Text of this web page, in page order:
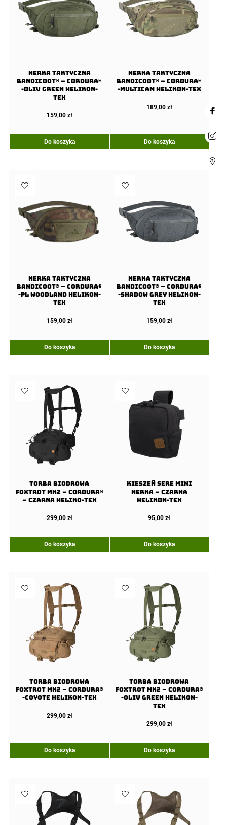
Nerka taktyczna
BANDICOOT® – Cordura®
-Oliv Green Helikon-
Tex
159,00 zł
Do koszyka
Nerka taktyczna
BANDICOOT® – Cordura®
-Multicam Helikon-Tex
189,00 zł
Do koszyka
Nerka taktyczna
BANDICOOT® – Cordura®
-PL Woodland Helikon-
Tex
159,00 zł
Do koszyka
Nerka taktyczna
BANDICOOT® – Cordura®
-Shadow Grey Helikon-
Tex
159,00 zł
Do koszyka
Torba Biodrowa
Foxtrot Mk2 – Cordura®
– Czarna Heliko-Tex
299,00 zł
Do koszyka
KIESZEŃ SERE mini
nerka – CZARNA
Helikon-Tex
95,00zł
Do koszyka
Torba Biodrowa
Foxtrot Mk2 – Cordura®
-Coyote Helikon-Tex
299,00 zł
Do koszyka
Torba Biodrowa
Foxtrot Mk2 – Cordura®
-Oliv Green Helikon-
Tex
299,00 zł
Do koszyka